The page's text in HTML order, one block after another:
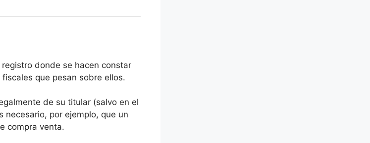
donde se hacen constar
que pesan sobre ellos.
de su titular (salvo en el
por ejemplo, que un
compra venta.